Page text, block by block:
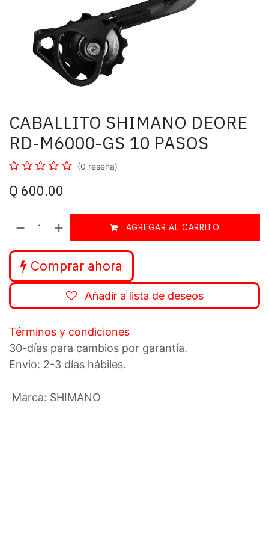
CABALLITO SHIMANO DEORE
RD-M6000-GS 10 PASOS
(0 reseña)
Q 600.00
AGREGAR AL CARRITO
Comprar ahora
Añadir a lista de deseos
Términos y condiciones
30-días para cambios por garantía.
Envio: 2-3 días hábiles.
Marca: SHIMANO